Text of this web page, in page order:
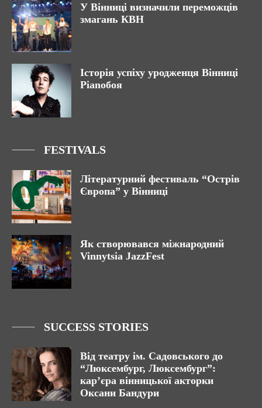
У Вінниці визначили переможців
змагань КВН
Історія успіху уродженця Вінниці
Pianoбоя
FESTIVALS
Літературний фестиваль “Острів
Європа” у Вінниці
Як створювався міжнародний
Vinnytsia JazzFest
SUCCESS STORIES
Від театру ім. Садовського до
“Люксембург, Люксембург”:
кар’єра вінницької акторки
Оксани Бандури